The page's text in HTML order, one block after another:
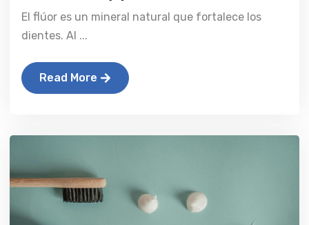
El flúor es un mineral natural que fortalece los
dientes. Al ...
Read More